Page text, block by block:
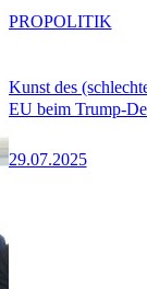
Kunst des
EU beim Trump-
29.07.2025
PROPOLITIK